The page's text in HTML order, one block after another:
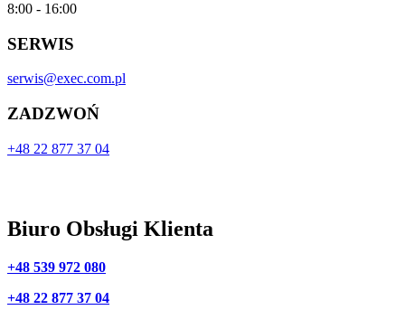
8:00 - 16:00
SERWIS
serwis@exec.com.pl
ZADZWOŃ
+48 22 877 37 04
Biuro Obsługi Klienta
+48 539 972 080
+48 22 877 37 04